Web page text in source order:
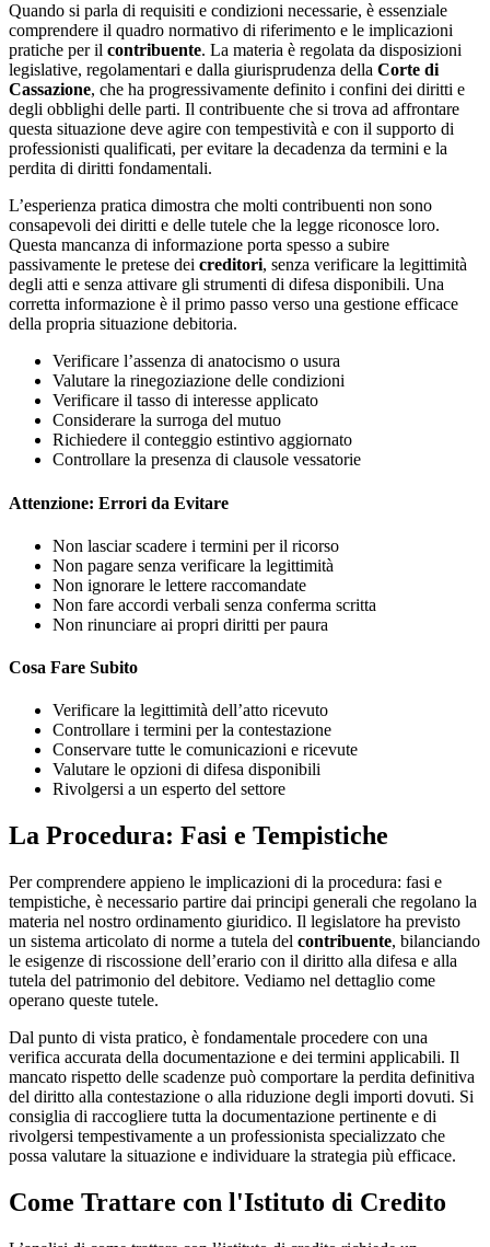
Quando si parla di requisiti e condizioni necessarie, è essenziale
comprendere il quadro normativo di riferimento e le implicazioni
pratiche per il contribuente. La materia è regolata da disposizioni
legislative, regolamentari e dalla giurisprudenza della Corte di
Cassazione, che ha progressivamente definito i confini dei diritti e
degli obblighi delle parti. Il contribuente che si trova ad affrontare
questa situazione deve agire con tempestività e con il supporto di
professionisti qualificati, per evitare la decadenza da termini e la
perdita di diritti fondamentali.
L’esperienza pratica dimostra che molti contribuenti non sono
consapevoli dei diritti e delle tutele che la legge riconosce loro.
Questa mancanza di informazione porta spesso a subire
passivamente le pretese dei creditori, senza verificare la legittimità
degli atti e senza attivare gli strumenti di difesa disponibili. Una
corretta informazione è il primo passo verso una gestione efficace
della propria situazione debitoria.
Verificare l’assenza di anatocismo o usura
Valutare la rinegoziazione delle condizioni
Verificare il tasso di interesse applicato
Considerare la surroga del mutuo
Richiedere il conteggio estintivo aggiornato
Controllare la presenza di clausole vessatorie
Attenzione: Errori da Evitare
Non lasciar scadere i termini per il ricorso
Non pagare senza verificare la legittimità
Non ignorare le lettere raccomandate
Non fare accordi verbali senza conferma scritta
Non rinunciare ai propri diritti per paura
Cosa Fare Subito
Verificare la legittimità dell’atto ricevuto
Controllare i termini per la contestazione
Conservare tutte le comunicazioni e ricevute
Valutare le opzioni di difesa disponibili
Rivolgersi a un esperto del settore
La Procedura: Fasi e Tempistiche
Per comprendere appieno le implicazioni di la procedura: fasi e
tempistiche, è necessario partire dai principi generali che regolano la
materia nel nostro ordinamento giuridico. Il legislatore ha previsto
un sistema articolato di norme a tutela del contribuente, bilanciando
le esigenze di riscossione dell’erario con il diritto alla difesa e alla
tutela del patrimonio del debitore. Vediamo nel dettaglio come
operano queste tutele.
Dal punto di vista pratico, è fondamentale procedere con una
verifica accurata della documentazione e dei termini applicabili. Il
mancato rispetto delle scadenze può comportare la perdita definitiva
del diritto alla contestazione o alla riduzione degli importi dovuti. Si
consiglia di raccogliere tutta la documentazione pertinente e di
rivolgersi tempestivamente a un professionista specializzato che
possa valutare la situazione e individuare la strategia più efficace.
Come Trattare con l'Istituto di Credito